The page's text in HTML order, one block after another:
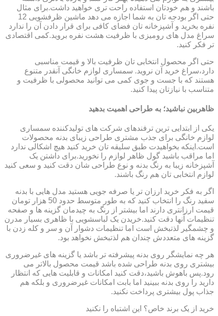
باشند و هم خودتان استفاده راحت تری خواهید داشت.برای مثال
حتی اگر بودجه تان به شما اجازه می دهد ماشین ظرفشویی 12
نفره بخرید و آشپزخانه تان فضای کافی برای قرار دادن آن را ندارد
سراغ مدل های رومیزی با ظرفیت هشت نفره بروید.کمی اقتصادی
تر فکر کنید.
حتی اگر محصول انتخابی تان ظرفیت بالا و قیمت مناسبی
دارد،سراغ خرید آن نروید. سمساری لوازم خانگی آنقدر متنوع
هستند که با جست و جوی کمی می توانید محصولی با ظرفیت و
متناسب با نیازتان پیدا کنید.
ظاهربین نباشید؛ به طراحی اهمیت بدهید
یکی از ابتدایی ترین ترفندهای شرکت های تولیدکننده سمساری
لوازم خانگی برای جذب مشتری طراحی زیبای بدنه محصولات
است.اینکه بخواهیدت طبق سلیقه تان خرید کنید هیچ اشکالی ندارد
اما مراقب باشید گول ظاهر لوازم را نخورید.برای داشتن یک
آشپزخانه زیبا به رنگ بدنه و نوع طراحی شان دقت کنید و سعی کنید
لوازم انتخابی تان هم رنگ باشند.
اگر به فکر خرید ارزان تر یا صرفه جویی هستید مدل هایی با بدنه
سفید رنگ را انتخاب کنید که به طور متوسط حدود 50 هزار تومان
قیمت ارزانتری دارند اما بیشتر از رنگ به چیدمان گزینه ها و صفحه
تنظیمات آنها دقت کنید.خریدن یک لباسشویی با ظاهری بسیار مدرن
و چشمگیر لذتبخش است اما تنظیمات دشوار آن و سر و کله زدن با
گزینه های متعددش چندان هم لذتبخش نخواهد بود.
هر چه نمایشگر روی بدنه پیشرفته تر باشد یا گزینه های غیرضروری
بیشتری روی بدنه طراحی شده باشد قیمت محصول بالاتر می
رود.پس باهوش باشید،دقت کنید امکانات و قابلیت هایی که انتظار
دارید را روی بدنه ببینید اما بابت امکانات غیرضروری و بلکه هم
جذاب پول بیشتری پرداخت نکنید.
خرید از یک برند خاص؟ این اشتباه را نکنید